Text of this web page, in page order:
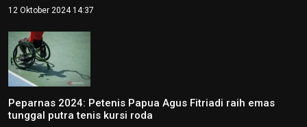
12 Oktober 2024 14:37
Peparnas 2024: Petenis Papua Agus Fitriadi raih emas
tunggal putra tenis kursi roda